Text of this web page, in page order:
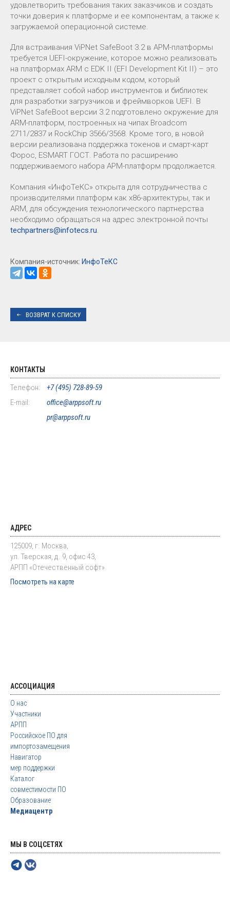
удовлетворить требования таких заказчиков и создать
точки доверия к платформе и ее компонентам, а также к
загружаемой операционной системе.
Для встраивания ViPNet SafeBoot 3.2 в АРМ-платформы
требуется UEFI-окружение, которое можно реализовать
на платформах ARM c EDK II (EFI Development Kit II) – это
проект с открытым исходным кодом, который
представляет собой набор инструментов и библиотек
для разработки загрузчиков и фреймворков UEFI. В
ViPNet SafeBoot версии 3.2 подготовлено окружение для
ARM-платформ, построенных на чипах Broadcom
2711/2837 и RockChip 3566/3568. Кроме того, в новой
версии реализована поддержка токенов и смарт-карт
Форос, ESMART ГОСТ. Работа по расширению
поддерживаемого набора АРМ-платформ продолжается.
Компания «ИнфоТеКС» открыта для сотрудничества с
производителями платформ как x86-архитектуры, так и
ARM, для обсуждения технологического партнерства
необходимо обращаться на адрес электронной почты
techpartners@infotecs.ru
Компания-источник: ИнфоТеКС
ВОЗВРАТ К СПИСКУ
КОНТАКТЫ
Телефон:
+7 (495) 728-89-59
E-mail:
office@arppsoft.ru
pr@arppsoft.ru
АДРЕС
125009, г. Москва,
ул. Тверская, д. 9, офис 43,
АРПП «Отечественный софт»
Посмотреть на карте
АССОЦИАЦИЯ
О нас
Участники
АРПП
Российское ПО для
импортозамещения
Навигатор
мер поддержки
Каталог
совместимости ПО
Образование
Медиацентр
МЫ В СОЦСЕТЯХ